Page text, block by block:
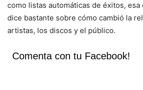
como listas automáticas de éxitos,
dice bastante sobre cómo cambió la
artistas, los discos y el público.
Comenta con tu Facebook!